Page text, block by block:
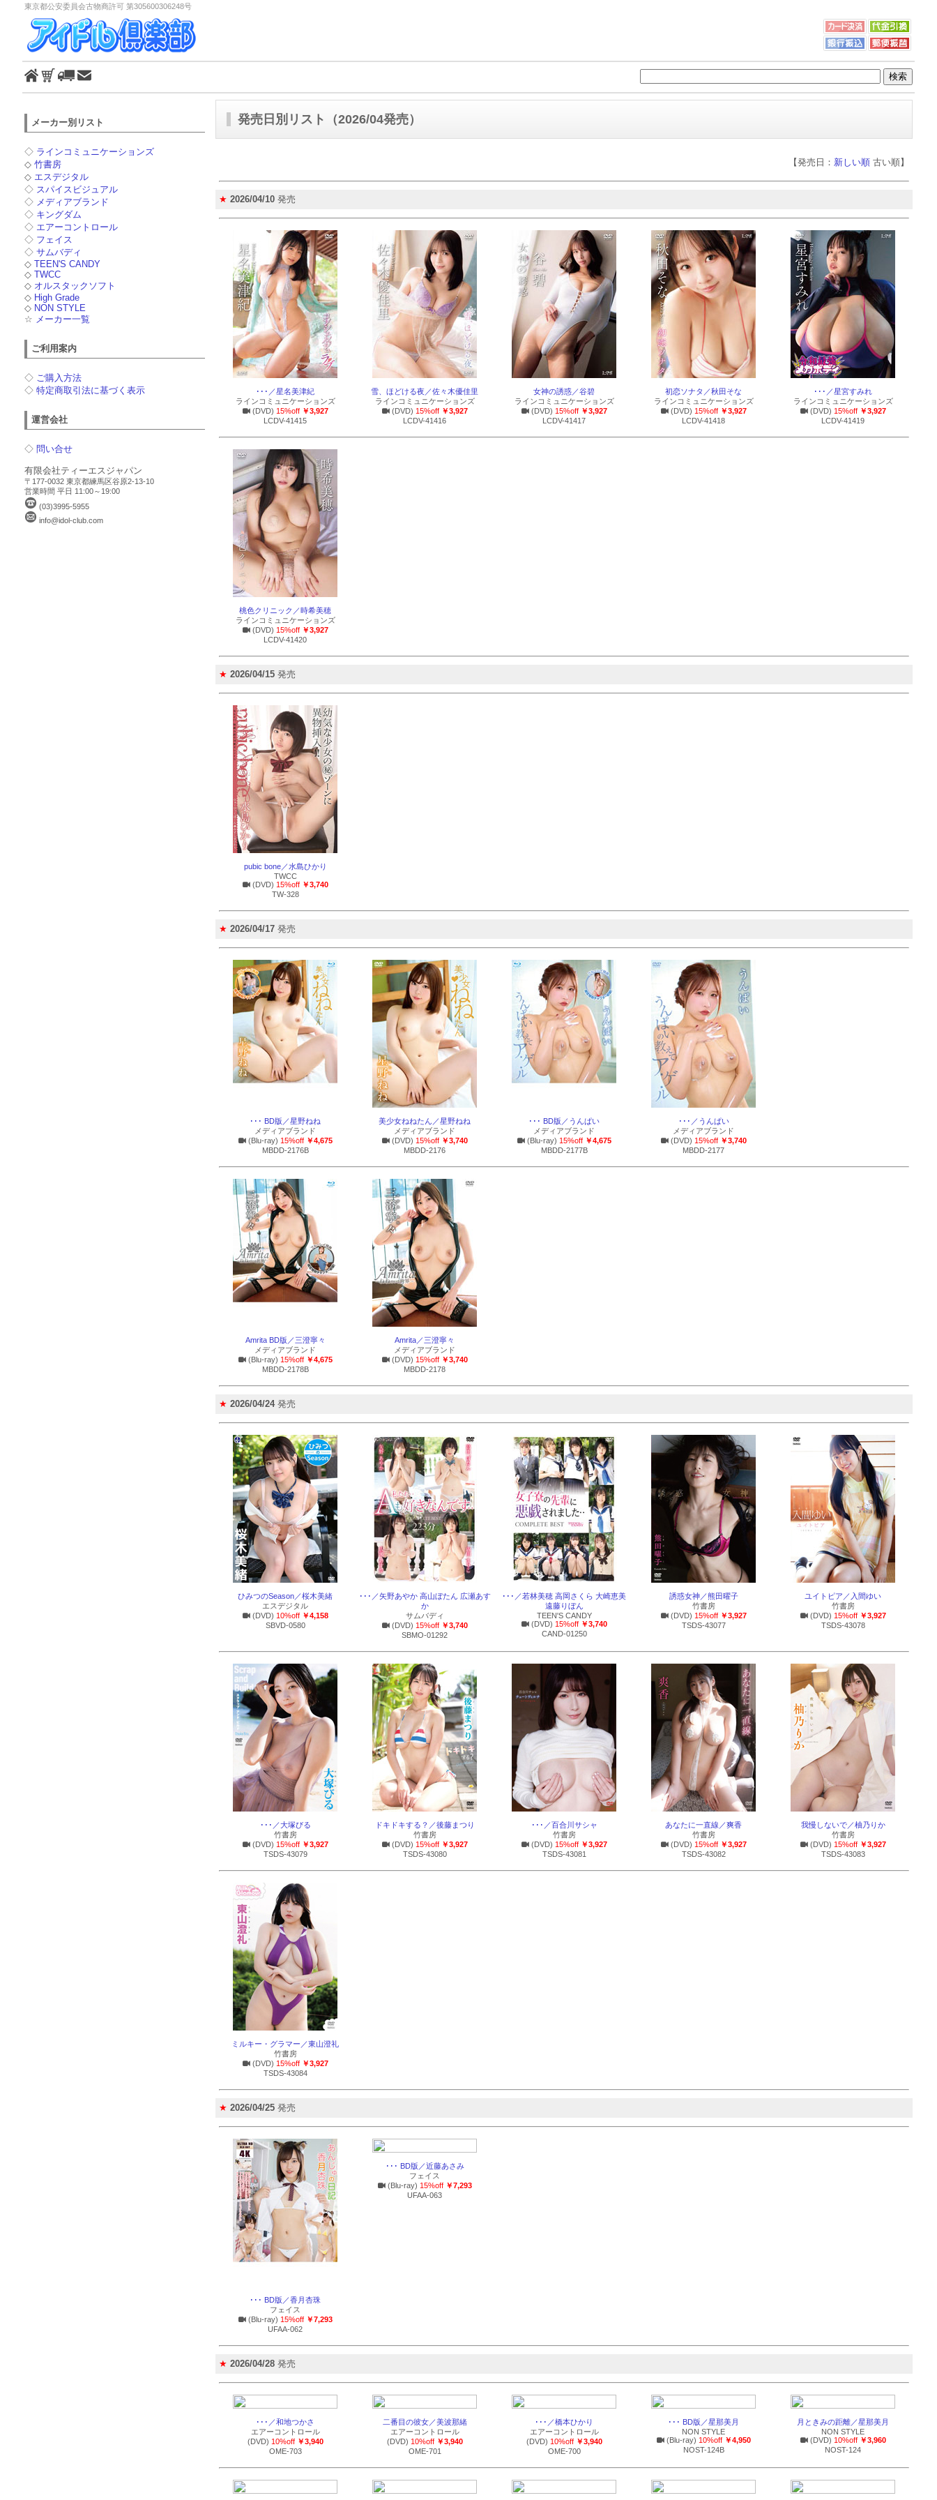
東京都公安委員会古物商許可 第305600306248号
メーカー別リスト
◇ ラインコミュニケーションズ
◇ 竹書房
◇ エスデジタル
◇ スパイスビジュアル
◇ メディアブランド
◇ キングダム
◇ エアーコントロール
◇ フェイス
◇ サムバディ
◇ TEEN'S CANDY
◇ TWCC
◇ オルスタックソフト
◇ High Grade
◇ NON STYLE
☆ メーカー一覧
ご利用案内
◇ ご購入方法
◇ 特定商取引法に基づく表示
運営会社
◇ 問い合せ
有限会社ティーエスジャパン
〒177-0032 東京都練馬区谷原2-13-10
営業時間 平日 11:00～19:00
(03)3995-5955
info@idol-club.com
発売日別リスト（2026/04発売）
【発売日： 新しい順 古い順】
★ 2026/04/10 発売
･･･／星名美津紀
ラインコミュニケーションズ
(DVD) 15%off ￥3,927
LCDV-41415
雪、ほどける夜／佐々木優佳里
ラインコミュニケーションズ
(DVD) 15%off ￥3,927
LCDV-41416
女神の誘惑／谷碧
ラインコミュニケーションズ
(DVD) 15%off ￥3,927
LCDV-41417
初恋ソナタ／秋田そな
ラインコミュニケーションズ
(DVD) 15%off ￥3,927
LCDV-41418
･･･／星宮すみれ
ラインコミュニケーションズ
(DVD) 15%off ￥3,927
LCDV-41419
桃色クリニック／時希美穂
ラインコミュニケーションズ
(DVD) 15%off ￥3,927
LCDV-41420
★ 2026/04/15 発売
pubic bone／水島ひかり
TWCC
(DVD) 15%off ￥3,740
TW-328
★ 2026/04/17 発売
･･･ BD版／星野ねね
メディアブランド
(Blu-ray) 15%off ￥4,675
MBDD-2176B
美少女ねねたん／星野ねね
メディアブランド
(DVD) 15%off ￥3,740
MBDD-2176
･･･ BD版／うんぱい
メディアブランド
(Blu-ray) 15%off ￥4,675
MBDD-2177B
･･･／うんぱい
メディアブランド
(DVD) 15%off ￥3,740
MBDD-2177
Amrita BD版／三澄寧々
メディアブランド
(Blu-ray) 15%off ￥4,675
MBDD-2178B
Amrita／三澄寧々
メディアブランド
(DVD) 15%off ￥3,740
MBDD-2178
★ 2026/04/24発売
ひみつのSeason／桜木美緒
エスデジタル
(DVD) 10%off ￥4,158
SBVD-0580
･･･／矢野あやか 高山ぼたん 広瀬あす
か
サムバディ
(DVD) 15%off ￥3,740
SBMO-01292
･･･／若林美穂 高岡さくら 大崎恵美
遠藤りぼん
TEEN'S CANDY
(DVD) 15%off ￥3,740
CAND-01250
誘惑女神／熊田曜子
竹書房
(DVD) 15%off ￥3,927
TSDS-43077
ユイトピア／入間ゆい
竹書房
(DVD) 15%off ￥3,927
TSDS-43078
･･･／大塚びる
竹書房
(DVD) 15%off ￥3,927
TSDS-43079
ドキドキする？／後藤まつり
竹書房
(DVD) 15%off ￥3,927
TSDS-43080
･･･／百合川サシャ
竹書房
(DVD) 15%off ￥3,927
TSDS-43081
あなたに一直線／爽香
竹書房
(DVD) 15%off ￥3,927
TSDS-43082
我慢しないで／柚乃りか
竹書房
(DVD) 15%off ￥3,927
TSDS-43083
ミルキー・グラマー／東山澄礼
竹書房
(DVD) 15%off ￥3,927
TSDS-43084
★ 2026/04/25 発売
･･･ BD版／香月杏珠
フェイス
(Blu-ray) 15%off ￥7,293
UFAA-062
･･･ BD版／近藤あさみ
フェイス
(Blu-ray) 15%off ￥7,293
UFAA-063
★ 2026/04/28 発売
･･･／和地つかさ
エアーコントロール
(DVD) 10%off ￥3,940
OME-703
二番目の彼女／美波那緒
エアーコントロール
(DVD) 10%off ￥3,940
OME-701
･･･／橋本ひかり
エアーコントロール
(DVD) 10%off ￥3,940
OME-700
･･･ BD版／星那美月
NON STYLE
(Blu-ray) 10%off ￥4,950
NOST-124B
月ときみの距離／星那美月
NON STYLE
(DVD) 10%off ￥3,960
NOST-124